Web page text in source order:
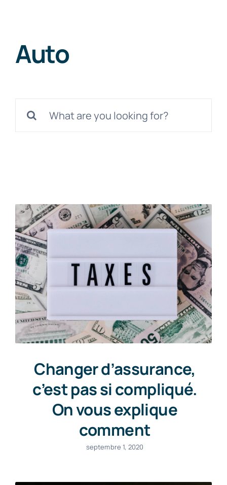
contentAuto
Changer d’assurance,
c’est pas si compliqué.
On vous explique
comment
septembre 1, 2020